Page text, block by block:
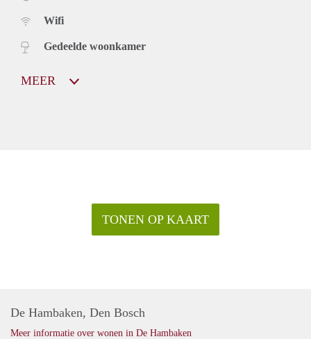
Wifi
Gedeelde woonkamer
MEER
TONEN OP KAART
De Hambaken, Den Bosch
Meer informatie over wonen in De Hambaken